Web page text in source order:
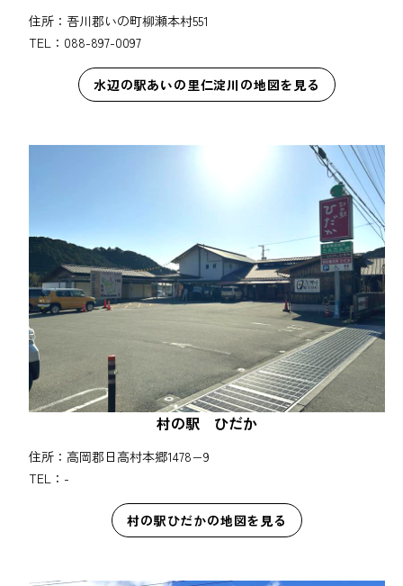
住所：吾川郡いの町柳瀬本村551
TEL：088-897-0097
水辺の駅あいの里仁淀川の地図を見る
村の駅 ひだか
住所：高岡郡日高村本郷1478−9
TEL：-
村の駅ひだかの地図を見る